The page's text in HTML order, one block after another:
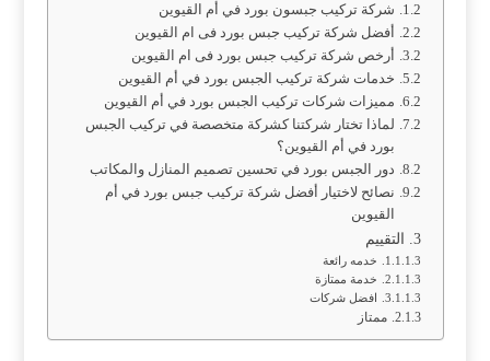
شركة تركيب جبسون بورد في أم القيوين
أفضل شركة تركيب جبس بورد فى ام القيوين
أرخص شركة تركيب جبس بورد فى ام القيوين
خدمات شركة تركيب الجبس بورد في أم القيوين
مميزات شركات تركيب الجبس بورد في أم القيوين
لماذا تختار شركتنا كشركة متخصصة في تركيب الجبس
بورد في أم القيوين؟
دور الجبس بورد في تحسين تصميم المنازل والمكاتب
نصائح لاختيار أفضل شركة تركيب جبس بورد في أم
القيوين
التقييم
خدمه رائعة
خدمة ممتازة
افضل شركات
ممتاز